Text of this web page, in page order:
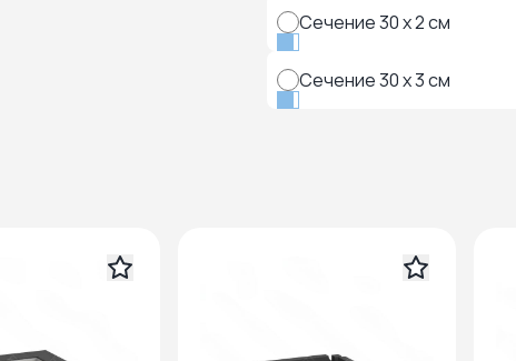
Сечение 30 x 2 см
Сечение 30 x 3 см